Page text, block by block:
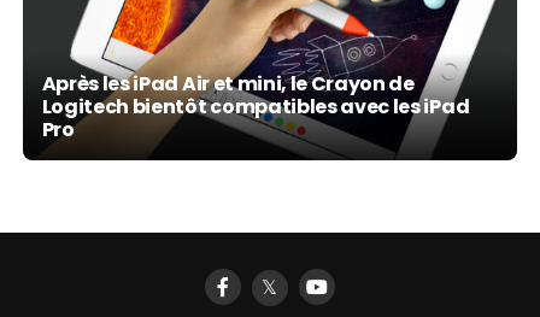
Après les iPad Air et mini, le Crayon de
Logitech bientôt compatibles avec les iPad
Pro
𝕏